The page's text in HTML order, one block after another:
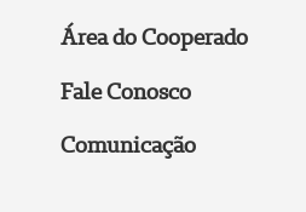
Área do Cooperado
Fale Conosco
Comunicação